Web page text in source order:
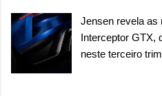
de pré-carga e
Há mais quatro
gerenciamento...
italiano tem
do Dune.
com uma
Jensen revela as
Interceptor GTX,
neste terceiro
International